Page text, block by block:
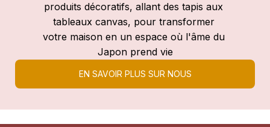
produits décoratifs, allant des tapis aux
tableaux canvas, pour transformer
votre maison en un espace où l'âme du
Japon prend vie
EN SAVOIR PLUS SUR NOUS